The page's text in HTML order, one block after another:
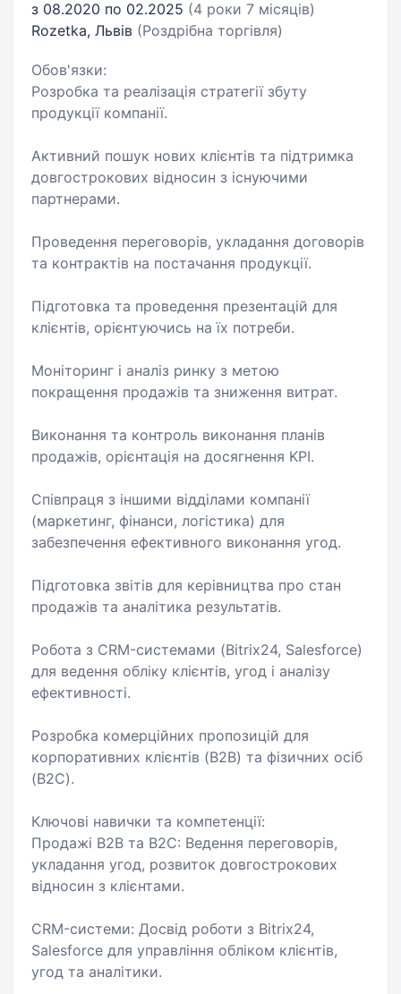
з 08.2020 по 02.2025 (4 роки 7 місяців)
Rozetka, Львів (Роздрібна торгівля)
Обов'язки:
Розробка та реалізація стратегії збуту
продукції компанії.
Активний пошук нових клієнтів та підтримка
довгострокових відносин з існуючими
партнерами.
Проведення переговорів, укладання договорів
та контрактів на постачання продукції.
Підготовка та проведення презентацій для
клієнтів, орієнтуючись на їх потреби.
Моніторинг і аналіз ринку з метою
покращення продажів та зниження витрат.
Виконання та контроль виконання планів
продажів, орієнтація на досягнення KPI.
Співпраця з іншими відділами компанії
(маркетинг, фінанси, логістика) для
забезпечення ефективного виконання угод.
Підготовка звітів для керівництва про стан
продажів та аналітика результатів.
Робота з CRM-системами (Bitrix24, Salesforce)
для ведення обліку клієнтів, угод і аналізу
ефективності.
Розробка комерційних пропозицій для
корпоративних клієнтів (B2B) та фізичних осіб
(B2C).
Ключові навички та компетенції:
Продажі B2B та B2C: Ведення переговорів,
укладання угод, розвиток довгострокових
відносин з клієнтами.
CRM-системи: Досвід роботи з Bitrix24,
Salesforce для управління обліком клієнтів,
угод та аналітики.